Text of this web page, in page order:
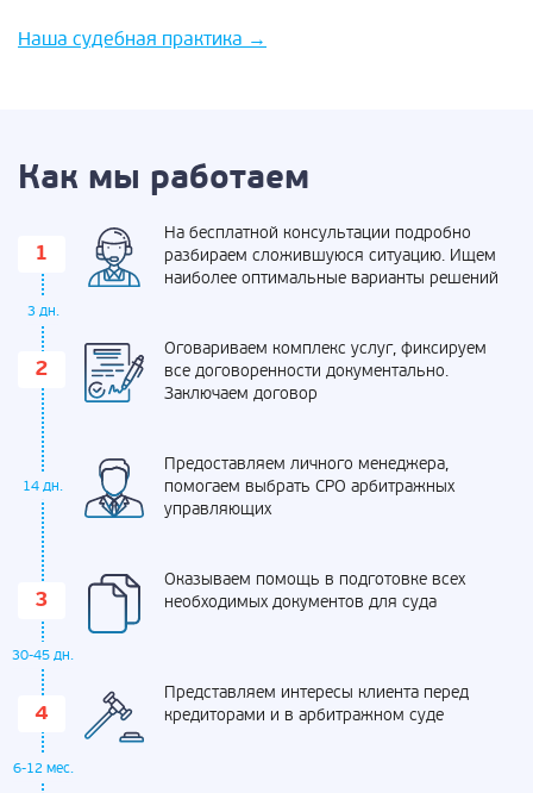
Наша судебная практика →
Как мы работаем
3 дн.
На бесплатной консультации подробно
разбираем сложившуюся ситуацию. Ищем
наиболее оптимальные варианты решений
Оговариваем комплекс услуг, фиксируем
все договоренности документально.
Заключаем договор
14 дн.
Предоставляем личного менеджера,
помогаем выбрать СРО арбитражных
управляющих
30-45 дн.
Оказываем помощь в подготовке всех
необходимых документов для суда
6-12 мес.
Представляем интересы клиента перед
кредиторами и в арбитражном суде